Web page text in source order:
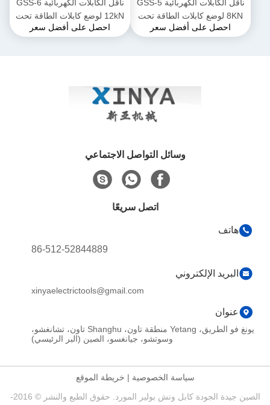
ناقل الكابلات الكهربائية GSS-5
8KN لوضع كابلات الطاقة تحت
الأرض
احصل على أفضل سعر
ناقل الكابلات الكهربائية GSS-6
12kN لوضع كابلات الطاقة تحت
الأرض
احصل على أفضل سعر
وسائل التواصل الاجتماعي
اتصل سريعًا
هاتف
86-512-52844889
البريد الإلكتروني
xinyaelectrictools@gmail.com
عنوان
يونغ فو الطريق، Yetang منطقة تاون، Shanghu تاون، تشانغشو،
وسوتشو، جيانغسو، الصين (البر الرئيسي)
سياسة الخصوصية|خريطة الموقع
الصين جيدة الجودة كابل ونش بولير المورد. حقوق الطبع والنشر © 2016-